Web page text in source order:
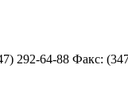
292-64-88 Факс: